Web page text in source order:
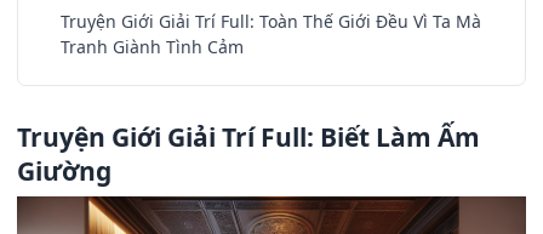
Truyện Giới Giải Trí Full: Toàn Thế Giới Đều Vì Ta Mà
Tranh Giành Tình Cảm
Truyện Giới Giải Trí Full: Biết Làm Ấm
Giường